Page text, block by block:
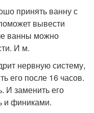
принять ванну с
вывести
ванны можно
И м.
нервную систему,
его после 16 часов.
И заменить его
и финиками.